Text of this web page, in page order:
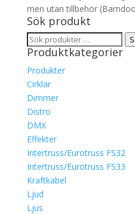
men utan tillbehör
Sök produkt
Sök
efter:
Produktkategorier
Produkter
Cirklar
Dimmer
Distro
DMX
Effekter
Intertruss/Eurotruss FS32
Intertruss/Eurotruss FS33
Kraftkabel
Ljud
Ljus